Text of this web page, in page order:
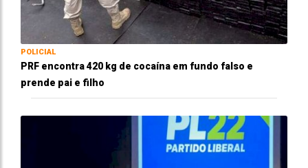
POLICIAL
PRF encontra 420 kg de cocaína em fundo falso e
prende pai e filho